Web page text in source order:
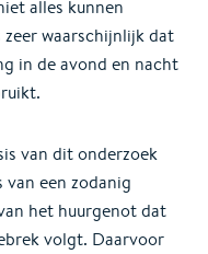
alles kunnen
waarschijnlijk dat
in de avond en nacht
van dit onderzoek
een zodanig
het huurgenot dat
volgt. Daarvoor